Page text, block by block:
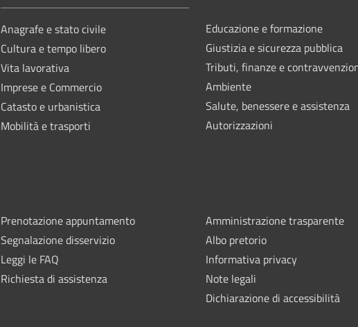
Anagrafe e stato civile
Cultura e tempo libero
Vita lavorativa
Imprese e Commercio
Catasto e urbanistica
Mobilità e trasporti
Educazione e formazione
Giustizia e sicurezza pubblica
Tributi, finanze e
Ambiente
Salute, benessere e assistenza
Autorizzazioni
Prenotazione appuntamento
Segnalazione disservizio
Leggi le FAQ
Richiesta di assistenza
Amministrazione trasparente
Albo pretorio
Informativa privacy
Note legali
Dichiarazione di accessibilità